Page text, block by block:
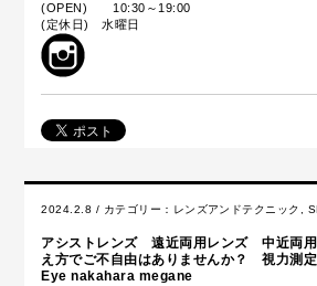
(OPEN) 10:30～19:00
(定休日) 水曜日
2024.2.8 / カテゴリー： レンズアンドテクニック
アシストレンズ 遠近両用レンズ 中近両
え方でご不自由はありませんか？ 視力
Eye nakahara megane